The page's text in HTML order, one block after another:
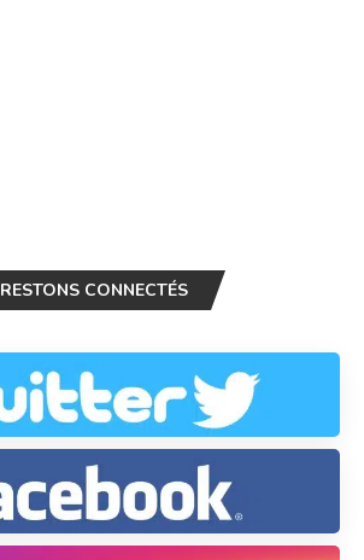
RESTONS CONNECTÉS